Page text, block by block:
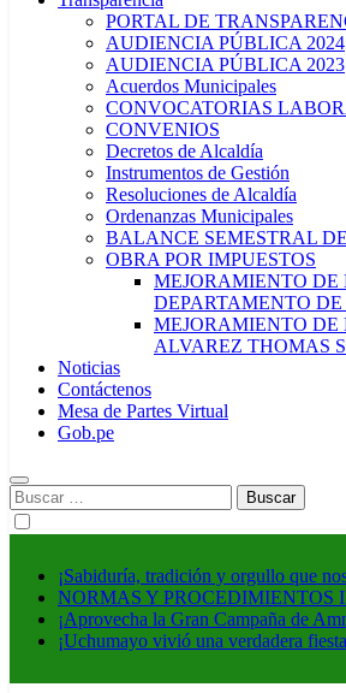
PORTAL DE
AUDIENCIA PÚBLICA 2024
AUDIENCIA PÚBLICA 2023
Acuerdos Municipales
CONVOCATORIAS
CONVENIOS
Decretos de Alcaldía
Instrumentos de Gestión
Resoluciones de Alcaldía
Ordenanzas Municipales
BALANCE SEMESTRAL
OBRA POR IMPUESTOS
MEJORAMIENTO DE
DEPARTAMENTO
MEJORAMIENTO
ALVAREZ THOMAS
Noticias
Contáctenos
Mesa de Partes Virtual
Gob.pe
Buscar:
¡Sabiduría, tradición y orgullo que
NORMAS Y
¡Aprovecha la Gran Campaña de
¡Uchumayo vivió una verdadera